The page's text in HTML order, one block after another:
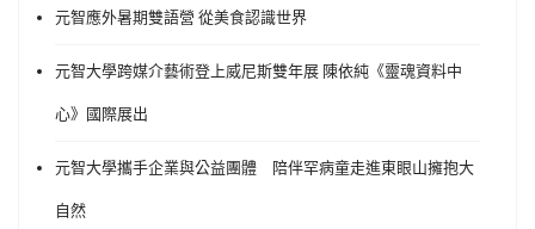
元智應外暑期雙語營 從美食認識世界
元智大學跨媒介藝術登上威尼斯雙年展 陳依純《靈魂資料中
心》國際展出
元智大學攜手企業與公益團體 陪伴罕病童走進東眼山擁抱大
自然